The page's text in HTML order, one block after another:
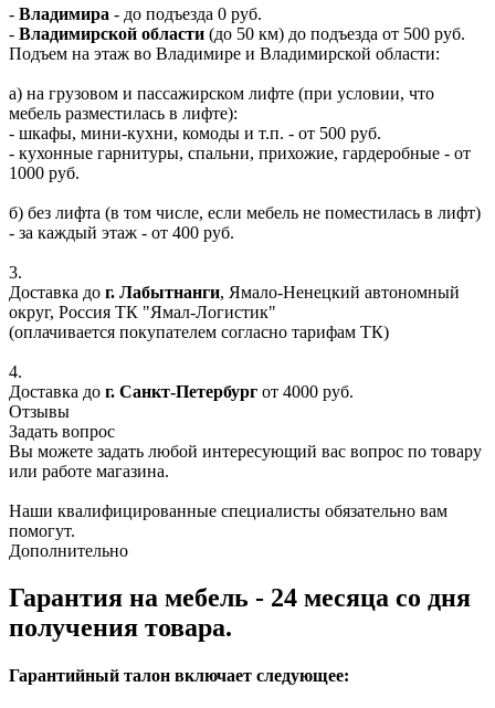
- Владимира - до подъезда 0 руб.
- Владимирской области (до 50 км) до подъезда от 500 руб.
Подъем на этаж во Владимире и Владимирской области:
а) на грузовом и пассажирском лифте (при условии, что
мебель разместилась в лифте):
- шкафы, мини-кухни, комоды и т.п. - от 500 руб.
- кухонные гарнитуры, спальни, прихожие, гардеробные - от
1000 руб.
б) без лифта (в том числе, если мебель не поместилась в лифт)
- за каждый этаж - от 400 руб.
3.
Доставка до г. Лабытнанги, Ямало-Ненецкий автономный
округ, Россия ТК "Ямал-Логистик"
(оплачивается покупателем согласно тарифам ТК)
4.
Доставка до г. Санкт-Петербург от 4000 руб.
Отзывы
Задать вопрос
Вы можете задать любой интересующий вас вопрос по товару
или работе магазина.
Наши квалифицированные специалисты обязательно вам
помогут.
Дополнительно
Гарантия на мебель - 24 месяца со дня
получения товара.
Гарантийный талон включает следующее: